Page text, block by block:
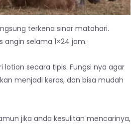
terkena sinar matahari.
selama 1×24 jam.
secara tipis. Fungsi nya agar
menjadi keras, dan bisa mudah
jika anda kesulitan mencarinya,